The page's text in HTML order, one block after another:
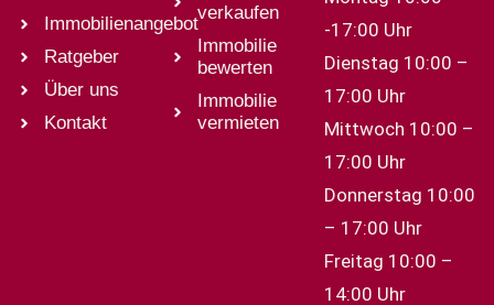
Immobilienangebot
Ratgeber
Über uns
Kontakt
verkaufen
Immobilie
bewerten
Immobilie
vermieten
-17:00 Uhr
Dienstag 10:00 –
17:00 Uhr
Mittwoch 10:00 –
17:00 Uhr
Donnerstag 10:00
– 17:00 Uhr
Freitag 10:00 –
14:00 Uhr